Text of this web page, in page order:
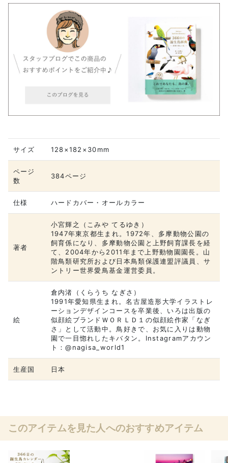
サイズ 128×182×30mm
ページ
数
384ページ
仕様 ハードカバー・オールカラー
著者
小宮輝之（こみや てるゆき）
1947年東京都生まれ。1972年、多摩動物公園の
飼育係になり、多摩動物公園と上野飼育課長を経
て、2004年から2011年まで上野動物園園長。山
階鳥類研究所および日本鳥類保護連盟評議員、サ
ントリー世界愛鳥基金運営委員。
絵
倉内渚（くらうち なぎさ）
1991年愛知県生まれ。名古屋造形大学イラストレ
ーションデザインコースを卒業後、いろは出版の
似顔絵ブランドＷＯＲＬＤ１の似顔絵作家「なぎ
さ」として活動中。鳥好きで、お気に入りは動物
園で一目惚れしたキバタン。Instagramアカウン
ト：@nagisa_world1
生産国 日本
このアイテムを見た人へのおすすめアイテム